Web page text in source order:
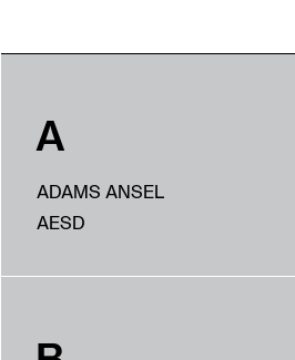
A
ADAMS ANSEL
AESD